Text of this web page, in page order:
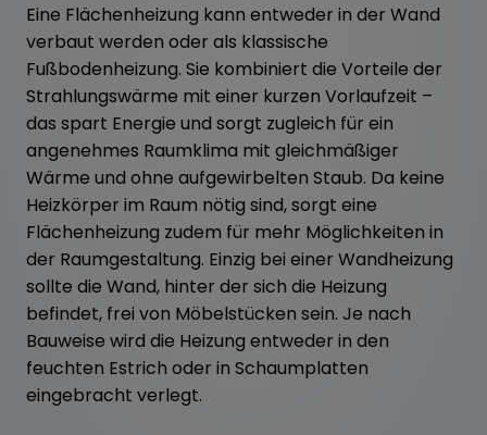
Eine Flächenheizung kann entweder in der Wand
verbaut werden oder als klassische
Fußbodenheizung. Sie kombiniert die Vorteile der
Strahlungswärme mit einer kurzen Vorlaufzeit –
das spart Energie und sorgt zugleich für ein
angenehmes Raumklima mit gleichmäßiger
Wärme und ohne aufgewirbelten Staub. Da keine
Heizkörper im Raum nötig sind, sorgt eine
Flächenheizung zudem für mehr Möglichkeiten in
der Raumgestaltung. Einzig bei einer Wandheizung
sollte die Wand, hinter der sich die Heizung
befindet, frei von Möbelstücken sein. Je nach
Bauweise wird die Heizung entweder in den
feuchten Estrich oder in Schaumplatten
eingebracht verlegt.